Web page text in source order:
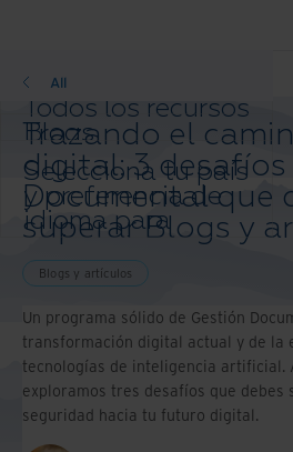
Todos los recursos
Blogs
Casos de éxito
Guías de solución
Webinars
Papel blanco
All
Selecciona tu país
y preferencia de
idioma para
mejorar tu
experiencia de
navegación.
País e idioma
preferidos:
Asia-Pacific and India
Europe and Southern Africa
Latin America
Middle East North Africa And
Blogs y artículos
Trazando el
digital: 3
Documental que
superar Blogs y
Blogs y artículos
Un programa sólido de Gestión
transformación digital actual y de la
tecnologías de inteligencia artificial.
exploramos tres desafíos que debes
seguridad hacia tu futuro digital.